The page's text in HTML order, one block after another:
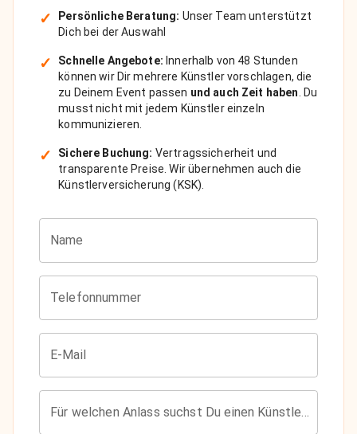
✓ Persönliche Beratung: Unser Team unterstützt
Dich bei der Auswahl
✓ Schnelle Angebote: Innerhalb von 48 Stunden
können wir Dir mehrere Künstler vorschlagen, die
zu Deinem Event passen und auch Zeit haben. Du
musst nicht mit jedem Künstler einzeln
kommunizieren.
✓ Sichere Buchung: Vertragssicherheit und
transparente Preise. Wir übernehmen auch die
Künstlerversicherung (KSK).
Name
Telefonnummer
E-Mail
Für welchen Anlass suchst Du einen Künstler?